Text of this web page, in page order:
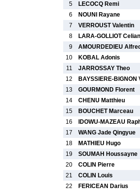
5
LECOCQ Remi
6
NOUNI Rayane
7
VERROUST Valentin
8
LARA-GOLLIOT Celian
9
AMOURDEDIEU Alfred
10
KOBAL Adonis
11
JARROSSAY Theo
12
BAYSSIERE-BIGNON
13
GOURMOND Florent
14
CHENU Matthieu
15
BOUCHET Marceau
16
IDOWU-MAZEAU
17
WANG Jade Qingyue
18
MATHIEU Hugo
19
SOUMAH Houssayne
20
COLIN Pierre
21
COLIN Louis
22
FERICEAN Darius